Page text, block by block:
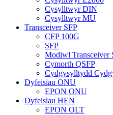
Cysylltwyr DIN
Cysylltwyr MU
Transceiver SFP
CFP 100G
SFP
Modiwl Transceiver
Cymorth QSFP
Cydgysylltydd
Dyfeisiau ONU
EPON ONU
Dyfeisiau HEN
EPON OLT